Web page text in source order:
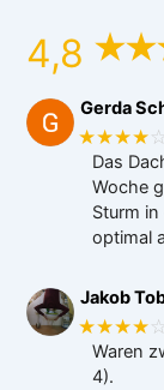
4,8
Gerda
★★★★☆
Das
Woche
Sturm
optimal
Jakob
★★★★☆
Waren
4).